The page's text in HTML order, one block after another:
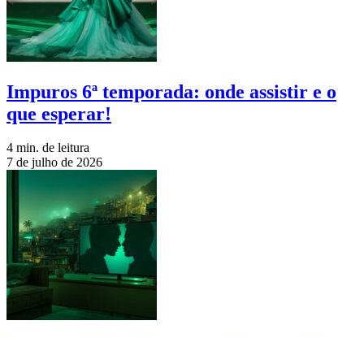
Impuros 6ª temporada: onde assistir e o
que esperar!
4 min. de leitura
7 de julho de 2026